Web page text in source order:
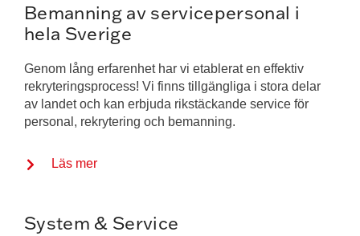
Bemanning av servicepersonal i
hela Sverige
Genom lång erfarenhet har vi etablerat en effektiv
rekryteringsprocess! Vi finns tillgängliga i stora delar
av landet och kan erbjuda rikstäckande service för
personal, rekrytering och bemanning.
Läs mer
System & Service